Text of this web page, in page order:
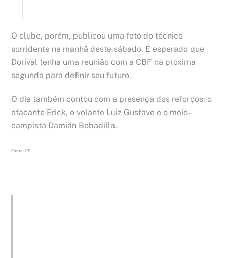
O clube, porém, publicou uma foto do técnico
sorridente na manhã deste sábado. É esperado que
Dorival tenha uma reunião com a CBF na próxima
segunda para definir seu futuro.
O dia também contou com a presença dos reforços: o
atacante Erick, o volante Luiz Gustavo e o meio-
campista Damián Bobadilla.
Fonte: GE